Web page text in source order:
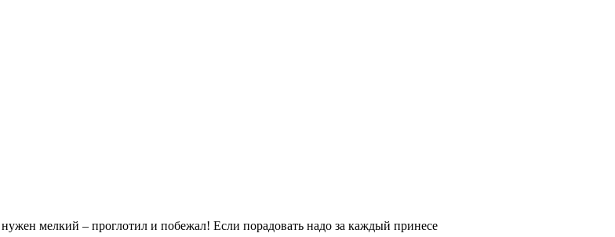
мелкий – проглотил и побежал! Если порадовать надо за каждый принесе